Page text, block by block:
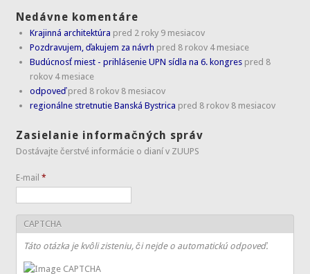
Nedávne komentáre
Krajinná architektúra pred 2 roky 9 mesiacov
Pozdravujem, ďakujem za návrh pred 8 rokov 4 mesiace
Budúcnosť miest - prihlásenie UPN sídla na 6. kongres pred 8
rokov 4 mesiace
odpoveď pred 8 rokov 8 mesiacov
regionálne stretnutie Banská Bystrica pred 8 rokov 8 mesiacov
Zasielanie informačných správ
Dostávajte čerstvé informácie o dianí v ZUUPS
E-mail*
CAPTCHA
Táto otázka je kvôli zisteniu, či nejde o automatickú odpoveď.